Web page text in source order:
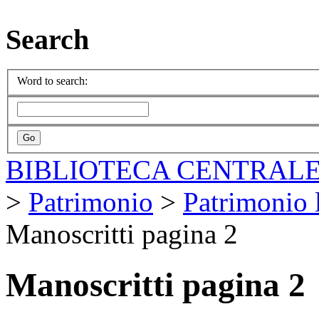
Search
Word to search:
BIBLIOTECA
> Patrimonio > Patrimonio
Manoscritti pagina 2
Manoscritti pagina 2